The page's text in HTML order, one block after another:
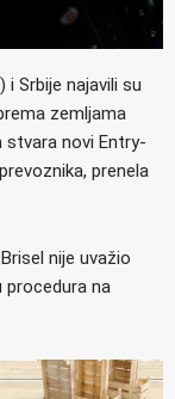
i Srbije najavili su
zemljama
stvara novi Entry-
prenela
nije uvažio
procedura na